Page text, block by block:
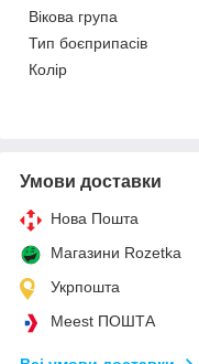
Вікова група
Тип боєприпасів
Колір
Умови доставки
Нова Пошта
Магазини Rozetka
Укрпошта
Meest ПОШТА